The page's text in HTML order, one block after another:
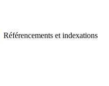
Référencements et indexations